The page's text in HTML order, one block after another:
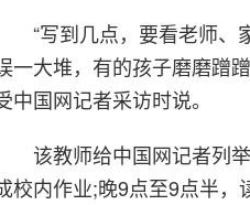
“写到几点，要看老师
一大堆，有的孩子磨磨蹭
中国网记者采访时说。
该教师给中国网记者列
校内作业;晚9点至9点半